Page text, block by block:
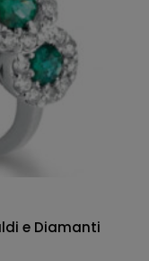
e Diamanti